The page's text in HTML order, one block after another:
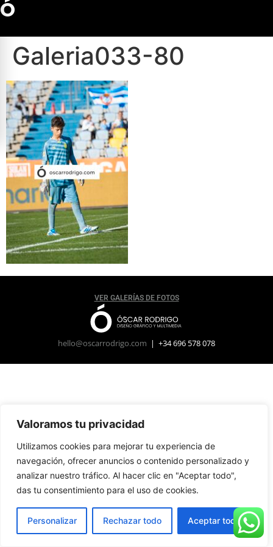
Valoramos tu privacidad
Utilizamos cookies para mejorar tu experiencia de
navegación, ofrecer anuncios o contenido personalizado y
analizar nuestro tráfico. Al hacer clic en "Aceptar todo",
das tu consentimiento para el uso de cookies.
Personalizar Rechazar todo Aceptar todo
Ó
Galeria033-80
VER GALERÍAS DE FOTOS
hello@oscarrodrigo.com | +34 696 578 078